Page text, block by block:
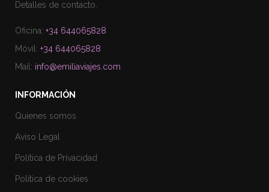
Detalles de contacto.
Oficina: +34 644065828
Móvil: +34 644065828
Mail: info@emiliaviajes.com
INFORMACIÓN
Quienes somos
Aviso Legal
Política de Privacidad
Política de cookies